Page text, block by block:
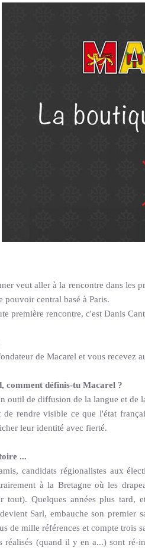
veut aller à la rencontre dans les
pouvoir central basé à Paris.
première rencontre, c'est Danis
de Macarel et vous
comment définis-tu Macarel ?
outil de diffusion de la langue et de
de rendre visible ce que l'état
leur identité avec fierté.
...
candidats régionalistes aux
à la Bretagne où les
tout). Quelques années plus tard,
Sarl, embauche son premier
de mille références et compte trois
réalisés (quand il y en a...) sont ré-